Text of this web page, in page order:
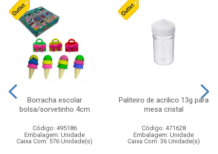
Borracha escolar
bolsa/sorvetinho 4cm
Código: 495186
Embalagem: Unidade
Caixa Com: 576 Unidade(s)
Paliteiro de acrilico 13g para
mesa cristal
Código: 471628
Embalagem: Unidade
Caixa Com: 36 Unidade(s)